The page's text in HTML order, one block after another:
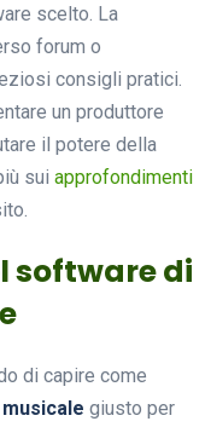
scelto. La
forum o
consigli pratici.
un produttore
il potere della
sui approfondimenti
software di
di capire come
giusto per